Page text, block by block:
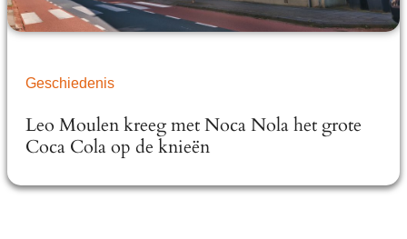
Geschiedenis
Leo Moulen kreeg met Noca Nola het grote
Coca Cola op de knieën